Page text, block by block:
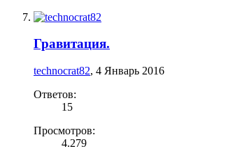
Гравитация.
technocrat82, 4 Январь 2016
Ответов:
15
Просмотров:
4.279